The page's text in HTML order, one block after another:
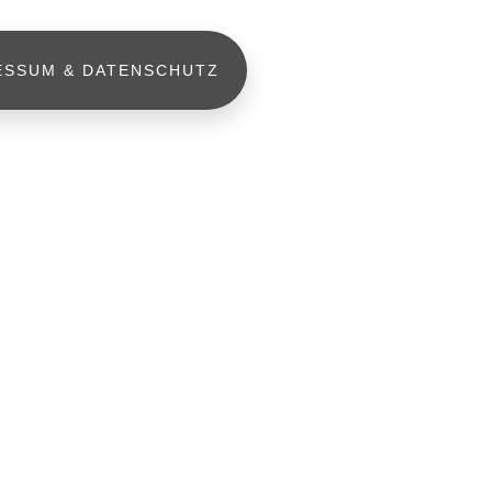
& DATENSCHUTZ